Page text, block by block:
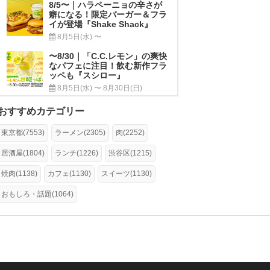
8/5〜｜ハラペーニョの辛さが
癖になる！限定バーガー＆フラ
イが登場『Shake Shack』
8月5日(水) 〜
〜8/30｜「C.C.レモン」の爽快
なパフェに注目！飲む新作フラ
ッペも『スシロー』
8月5日(水) 〜 8月30日(日)
すすめカテゴリー
東京都(7553) ラーメン(2305) 肉(2252)
居酒屋(1804) ランチ(1226) 渋谷区(1215)
焼肉(1138) カフェ(1130) スイーツ(1130)
おもしろ・話題(1064)